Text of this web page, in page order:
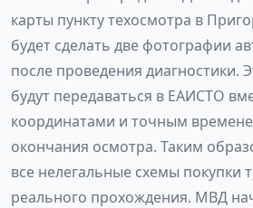
карты пункту техосмотра в
будет сделать две фотографии
после проведения диагностики.
будут передаваться в ЕАИСТО
координатами и точным
окончания осмотра. Таким
все нелегальные схемы покупки
реального прохождения. МВД